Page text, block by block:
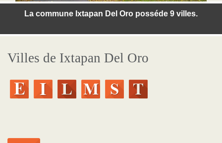
La commune Ixtapan Del Oro posséde 9 villes.
Villes de Ixtapan Del Oro